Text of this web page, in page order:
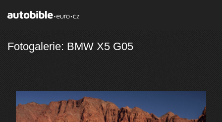
Fotogalerie: BMW X5 G05